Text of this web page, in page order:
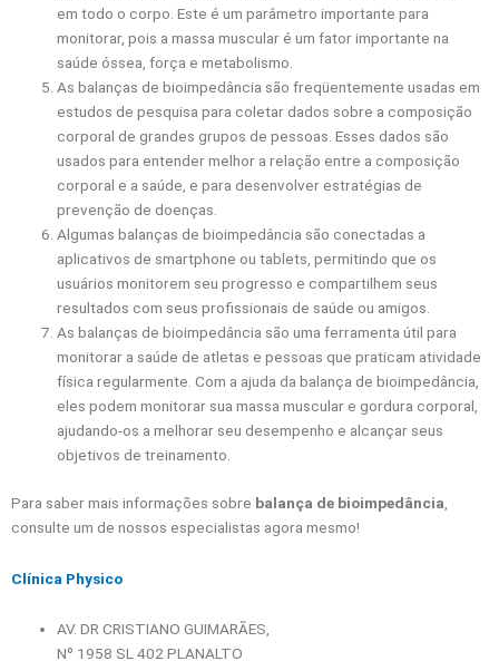
em todo o corpo. Este é um parâmetro importante para
monitorar, pois a massa muscular é um fator importante na
saúde óssea, força e metabolismo.
As balanças de bioimpedância são freqüentemente usadas em
estudos de pesquisa para coletar dados sobre a composição
corporal de grandes grupos de pessoas. Esses dados são
usados ​​para entender melhor a relação entre a composição
corporal e a saúde, e para desenvolver estratégias de
prevenção de doenças.
Algumas balanças de bioimpedância são conectadas a
aplicativos de smartphone ou tablets, permitindo que os
usuários monitorem seu progresso e compartilhem seus
resultados com seus profissionais de saúde ou amigos.
As balanças de bioimpedância são uma ferramenta útil para
monitorar a saúde de atletas e pessoas que praticam atividade
física regularmente. Com a ajuda da balança de bioimpedância,
eles podem monitorar sua massa muscular e gordura corporal,
ajudando-os a melhorar seu desempenho e alcançar seus
objetivos de treinamento.
Para saber mais informações sobre balança de bioimpedância
consulte um de nossos especialistas agora mesmo!
Clínica Physico
AV. DR CRISTIANO GUIMARÃES,
Nº 1958 SL 402 PLANALTO